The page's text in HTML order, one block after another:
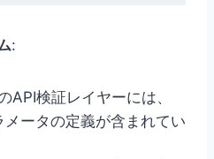
:
API検証レイヤーには、
メータの定義が含まれてい